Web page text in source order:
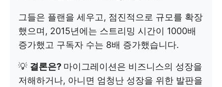
그들은 플랜을 세우고, 점진적으로 규모를 확장
했으며, 2015년에는 스트리밍 시간이 1000배
증가했고 구독자 수는 8배 증가했습니다.
💡 결론은? 마이그레이션은 비즈니스의 성장을
저해하거나, 아니면 엄청난 성장을 위한 발판을